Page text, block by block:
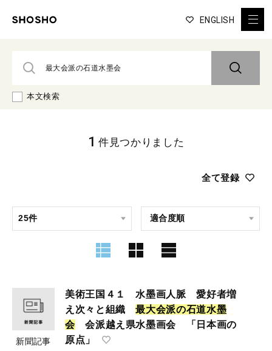
ENGLISH
本文検索
全て登録
1 件見つかりました
新聞記事
美術王国４１ 水墨画人脈 愛好者増
え次々と組織最大会派の石道水墨
会会派越え県水墨画会 「日本画の
原点」